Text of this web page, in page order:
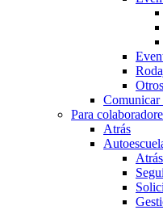
Comunicar
Para
Atrás
Atrás